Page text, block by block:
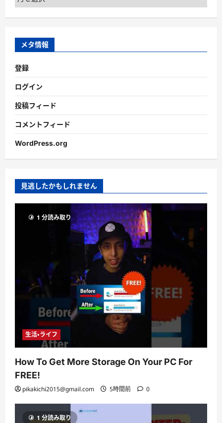
ー
カ
ブ
メタ情報
登録
ログイン
投稿フィード
コメントフィード
WordPress.org
見逃したかもしれません
1 分読み取り
生活・ライフ
How To Get More Storage On Your PC For
FREE!
pikakichi2015@gmail.com 5時間前 0
1 分読み取り